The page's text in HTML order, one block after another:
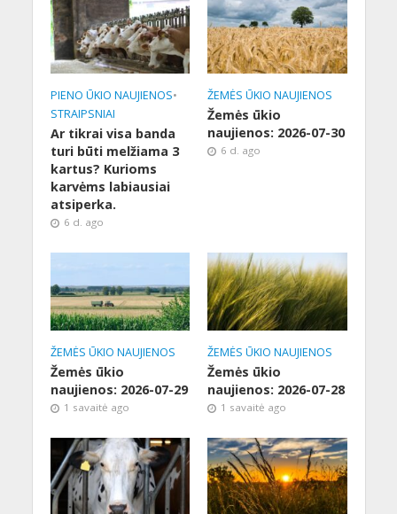
PIENO ŪKIO NAUJIENOS•
STRAIPSNIAI
Ar tikrai visa banda
turi būti melžiama 3
kartus? Kurioms
karvėms labiausiai
atsiperka.
6 d. ago
ŽEMĖS ŪKIO NAUJIENOS
Žemės ūkio
naujienos: 2026-07-30
6 d. ago
ŽEMĖS ŪKIO NAUJIENOS
Žemės ūkio
naujienos: 2026-07-29
1 savaitė ago
ŽEMĖS ŪKIO NAUJIENOS
Žemės ūkio
naujienos: 2026-07-28
1 savaitė ago